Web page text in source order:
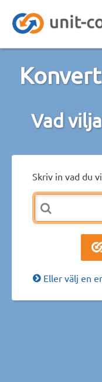
Vad
Skriv in vad du
Eller välj en